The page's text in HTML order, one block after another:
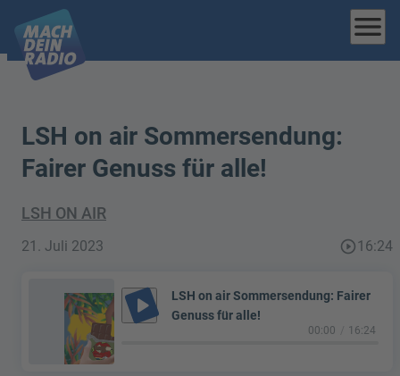
menu
LSH on air Sommersendung:
Fairer Genuss für alle!
LSH ON AIR
21. Juli 2023 play_circle_outline16:24
play_arrow
LSH on air Sommersendung: Fairer
Genuss für alle!
00:00 16:24